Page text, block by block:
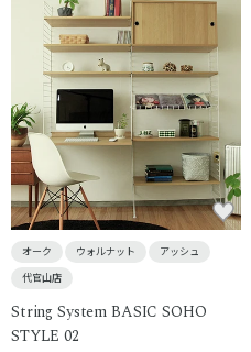
オーク ウォルナット
アッシュ
代官山店
String System BASIC SOHO
STYLE 02